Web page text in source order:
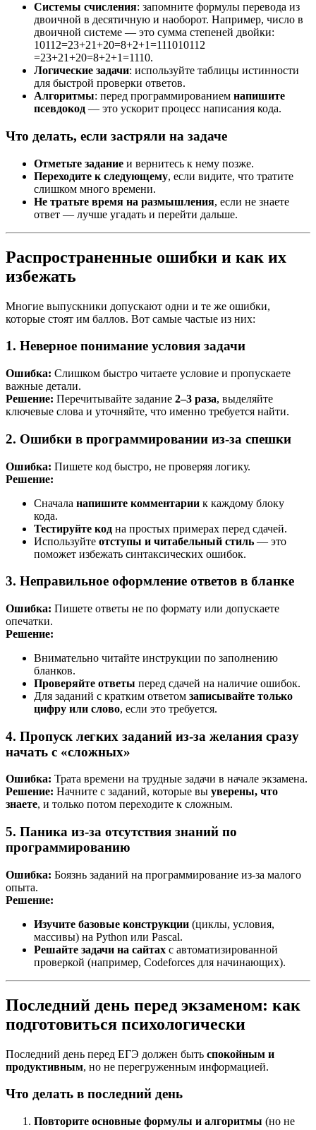
Системы счисления: запомните формулы перевода из
двоичной в десятичную и наоборот. Например, число в
двоичной системе — это сумма степеней двойки:
10112=23+21+20=8+2+1=111010112
=23+21+20=8+2+1=1110.
Логические задачи: используйте таблицы истинности
для быстрой проверки ответов.
Алгоритмы: перед программированием напишите
псевдокод — это ускорит процесс написания кода.
Что делать, если застряли на задаче
Отметьте задание и вернитесь к нему позже.
Переходите к следующему, если видите, что тратите
слишком много времени.
Не тратьте время на размышления, если не знаете
ответ — лучше угадать и перейти дальше.
Распространенные ошибки и как их
избежать
Многие выпускники допускают одни и те же ошибки,
которые стоят им баллов. Вот самые частые из них:
1. Неверное понимание условия задачи
Ошибка: Слишком быстро читаете условие и пропускаете
важные детали.
Решение: Перечитывайте задание 2–3 раза, выделяйте
ключевые слова и уточняйте, что именно требуется найти.
2. Ошибки в программировании из-за спешки
Ошибка: Пишете код быстро, не проверяя логику.
Решение:
Сначала напишите комментарии к каждому блоку
кода.
Тестируйте код на простых примерах перед сдачей.
Используйте отступы и читабельный стиль — это
поможет избежать синтаксических ошибок.
3. Неправильное оформление ответов в бланке
Ошибка: Пишете ответы не по формату или допускаете
опечатки.
Решение:
Внимательно читайте инструкции по заполнению
бланков.
Проверяйте ответы перед сдачей на наличие ошибок.
Для заданий с кратким ответом записывайте только
цифру или слово, если это требуется.
4. Пропуск легких заданий из-за желания сразу
начать с «сложных»
Ошибка: Трата времени на трудные задачи в начале экзамена.
Решение: Начните с заданий, которые вы уверены, что
знаете, и только потом переходите к сложным.
5. Паника из-за отсутствия знаний по
программированию
Ошибка: Боязнь заданий на программирование из-за малого
опыта.
Решение:
Изучите базовые конструкции (циклы, условия,
массивы) на Python или Pascal.
Решайте задачи на сайтах с автоматизированной
проверкой (например, Codeforces для начинающих).
Последний день перед экзаменом: как
подготовиться психологически
Последний день перед ЕГЭ должен быть спокойным и
продуктивным, но не перегруженным информацией.
Что делать в последний день
Повторите основные формулы и алгоритмы (но не